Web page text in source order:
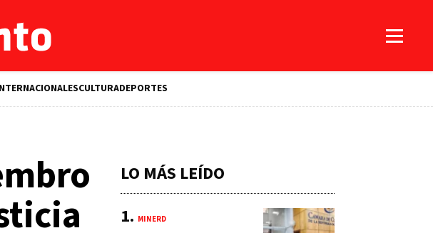
CULTURADEPORTES
LO MÁS LEÍDO
MINERD